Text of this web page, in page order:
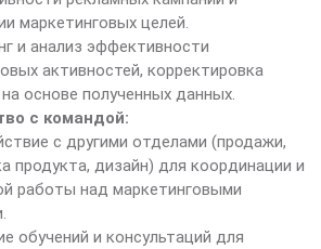
маркетинговых целей.
и анализ эффективности
активностей, корректировка
основе полученных данных.
с командой:
с другими отделами (продажи,
продукта, дизайн) для координации и
работы над маркетинговыми
обучений и консультаций для